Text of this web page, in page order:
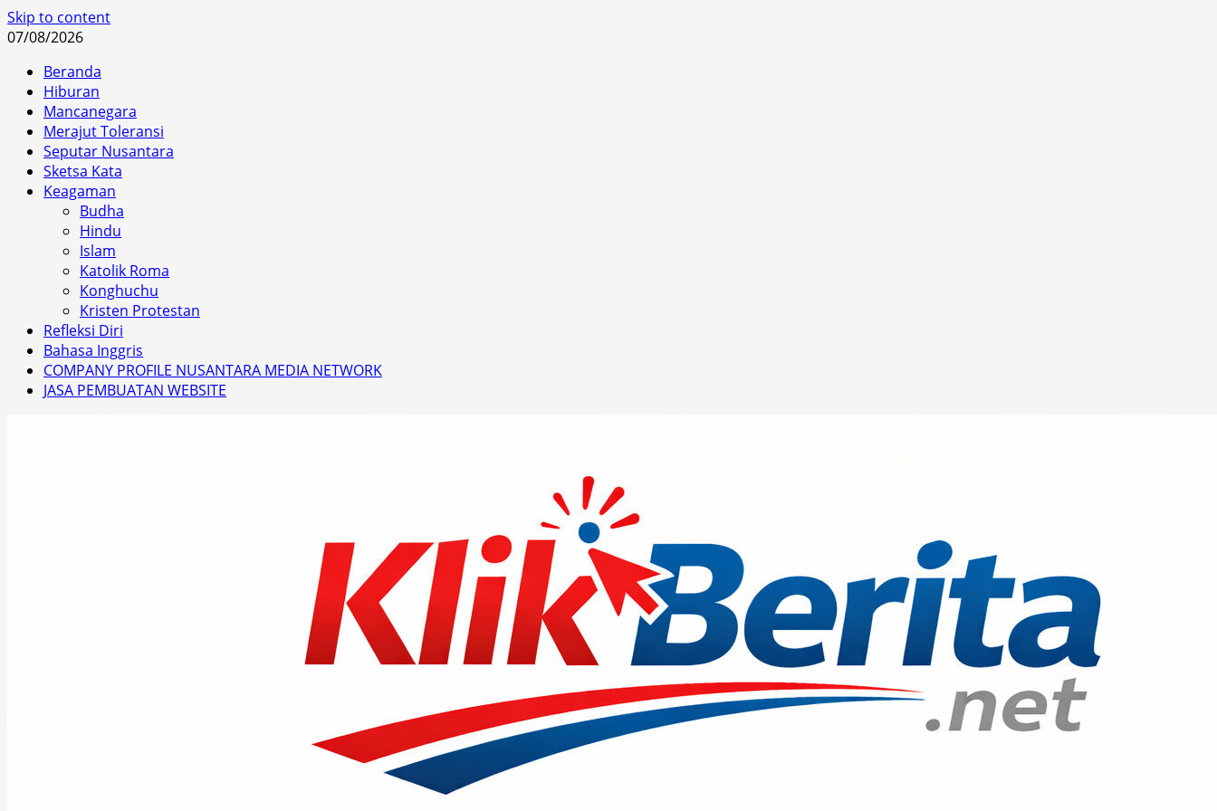
Skip to content
07/08/2026
Beranda
Hiburan
Mancanegara
Merajut Toleransi
Seputar Nusantara
Sketsa Kata
Keagaman
Budha
Hindu
Islam
Katolik Roma
Konghuchu
Kristen Protestan
Refleksi Diri
Bahasa Inggris
COMPANY PROFILE NUSANTARA MEDIA NETWORK
JASA PEMBUATAN WEBSITE